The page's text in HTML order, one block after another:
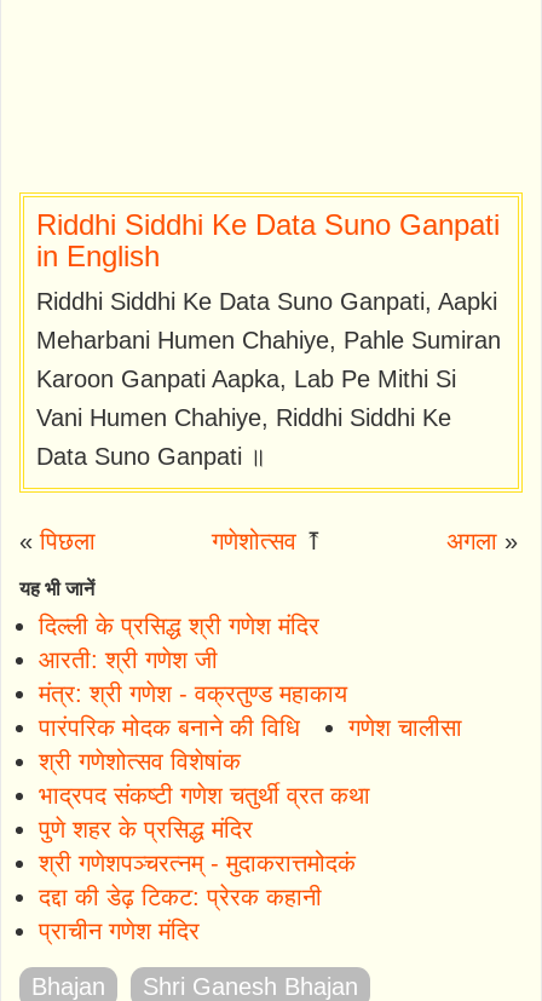
Riddhi Siddhi Ke Data Suno Ganpati
in English
Riddhi Siddhi Ke Data Suno Ganpati, Aapki
Meharbani Humen Chahiye, Pahle Sumiran
Karoon Ganpati Aapka, Lab Pe Mithi Si
Vani Humen Chahiye, Riddhi Siddhi Ke
Data Suno Ganpati ॥
«पिछला गणेशोत्सव ⤒ अगला»
यह भी जानें
दिल्ली के प्रसिद्ध श्री गणेश मंदिर
आरती: श्री गणेश जी
मंत्र: श्री गणेश - वक्रतुण्ड महाकाय
पारंपरिक मोदक बनाने की विधि
गणेश चालीसा
श्री गणेशोत्सव विशेषांक
भाद्रपद संकष्टी गणेश चतुर्थी व्रत कथा
पुणे शहर के प्रसिद्ध मंदिर
श्री गणेशपञ्चरत्नम् - मुदाकरात्तमोदकं
दद्दा की डेढ़ टिकट: प्रेरक कहानी
प्राचीन गणेश मंदिर
Bhajan
Shri Ganesh Bhajan